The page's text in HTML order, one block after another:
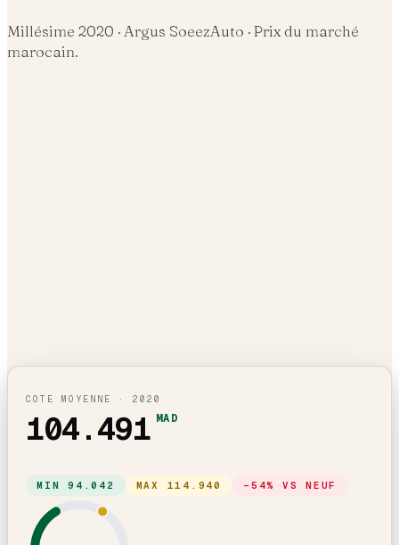
Millésime 2020 · Argus SoeezAuto · Prix du marché
marocain.
COTE MOYENNE · 2020
104.491 MAD
MIN94.042 MAX 114.940 − 54% VS NEUF